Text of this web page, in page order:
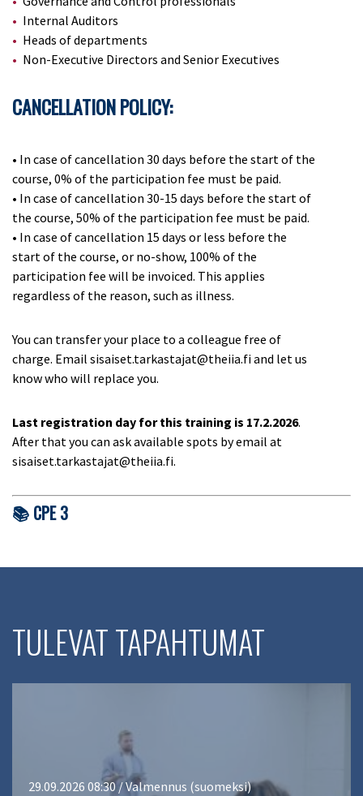
Internal Auditors
Heads of departments
Non-Executive Directors and Senior Executives
CANCELLATION POLICY:
• In case of cancellation 30 days before the start of the
course, 0% of the participation fee must be paid.
• In case of cancellation 30-15 days before the start of
the course, 50% of the participation fee must be paid.
• In case of cancellation 15 days or less before the
start of the course, or no-show, 100% of the
participation fee will be invoiced. This applies
regardless of the reason, such as illness.
You can transfer your place to a colleague free of
charge. Email sisaiset.tarkastajat@theiia.fi and let us
know who will replace you.
Last registration day for this training is 17.2.2026.
After that you can ask available spots by email at
sisaiset.tarkastajat@theiia.fi.
📚 CPE 3
TULEVAT TAPAHTUMAT
29.09.2026 08:30 / Valmennus (suomeksi)